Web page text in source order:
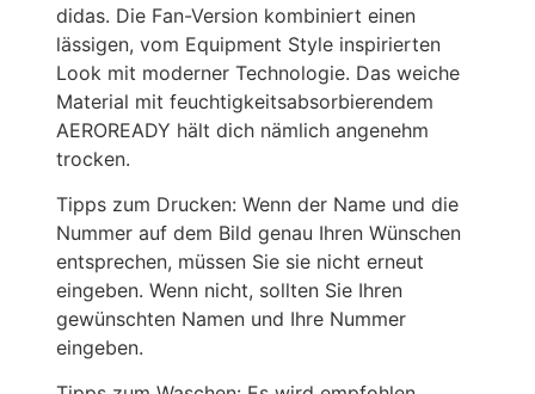
didas. Die Fan-Version kombiniert einen
lässigen, vom Equipment Style inspirierten
Look mit moderner Technologie. Das weiche
Material mit feuchtigkeitsabsorbierendem
AEROREADY hält dich nämlich angenehm
trocken.
Tipps zum Drucken: Wenn der Name und die
Nummer auf dem Bild genau Ihren Wünschen
entsprechen, müssen Sie sie nicht erneut
eingeben. Wenn nicht, sollten Sie Ihren
gewünschten Namen und Ihre Nummer
eingeben.